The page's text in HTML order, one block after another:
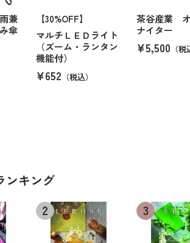
兼
傘
【30%OFF】
マルチＬＥＤライト
（ズーム・ランタン
機能付）
¥652 （税込）
茶谷産業
ナイター
¥5,500 （
ンキング